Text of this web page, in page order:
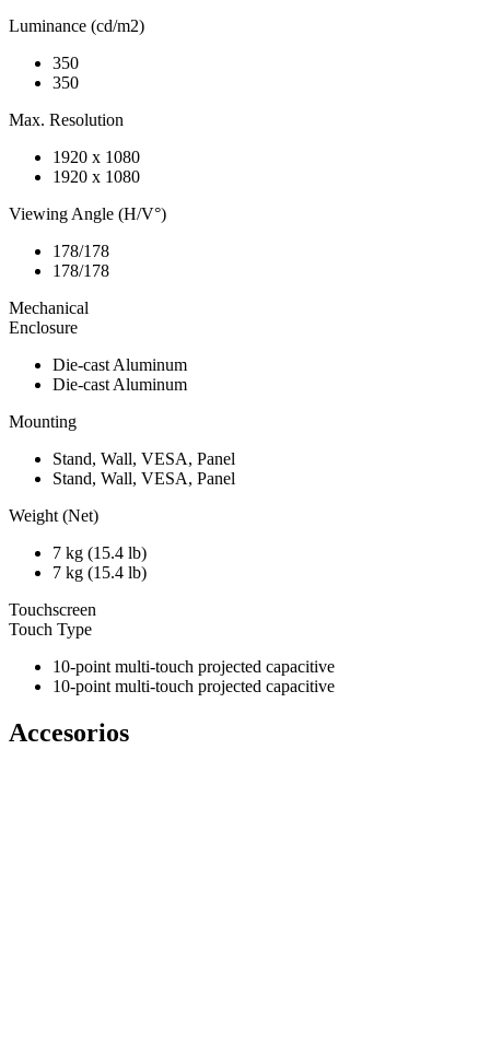
Luminance (cd/m2)
350
350
Max. Resolution
1920 x 1080
1920 x 1080
Viewing Angle (H/V°)
178/178
178/178
Mechanical
Enclosure
Die-cast Aluminum
Die-cast Aluminum
Mounting
Stand, Wall, VESA, Panel
Stand, Wall, VESA, Panel
Weight (Net)
7 kg (15.4 lb)
7 kg (15.4 lb)
Touchscreen
Touch Type
10-point multi-touch projected capacitive
10-point multi-touch projected capacitive
Accesorios